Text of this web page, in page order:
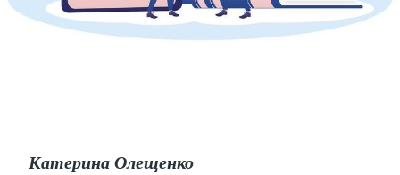
Катерина Олещенко